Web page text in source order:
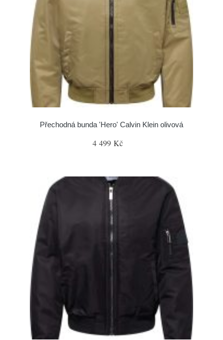
Přechodná bunda 'Hero' Calvin Klein olivová
4 499 Kč